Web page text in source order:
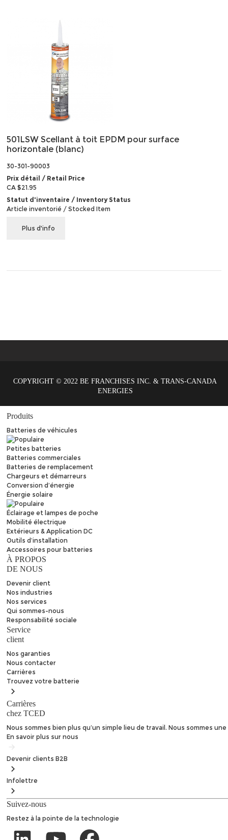
501LSW Scellant à toit EPDM pour surface
horizontale (blanc)
30-301-90003
Prix détail / Retail Price
CA $21.95
Statut d'inventaire / Inventory Status
Article inventorié / Stocked Item
Plus d'info
Produits
Batteries de véhicules
Petites batteries
Batteries commerciales
Batteries de remplacement
Chargeurs et démarreurs
Conversion d’énergie
Énergie solaire
Éclairage et lampes de poche
Mobilité électrique
Extérieurs & Application DC
Outils d’installation
Accessoires pour batteries
À PROPOS
DE NOUS
Devenir client
Nos industries
Nos services
Qui sommes-nous
Responsabilité sociale
Service
client
Nos garanties
Nous contacter
Carrières
Trouvezvotre batterie
Carrières
chez TCED
Nous sommes bien plus qu’un simple lieu de travail. Nous sommes
En savoir plus sur nous
Devenir clients B2B
Infolettre
Suivez-nous
Restez à la pointe de la technologie
COPYRIGHT © 2022 BE FRANCHISES INC. & TRANS-CANADA
ENERGIES